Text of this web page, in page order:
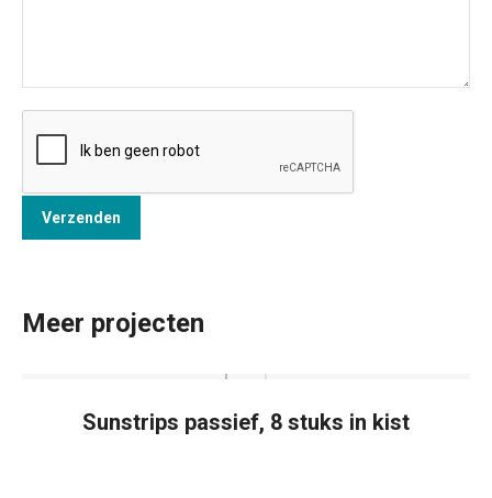
Meer projecten
Sunstrips passief, 8 stuks in kist